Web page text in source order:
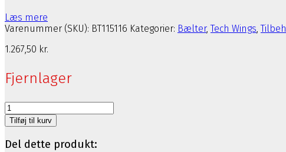
Læs mere
Varenummer (SKU): BT115116 Kategorier: Bælter,Tech Wings,
1.267,50 kr.
Fjernlager
APEKS
SURELOCK
-
Vægtsystem
Tilføj til kurv
Del dette produkt: